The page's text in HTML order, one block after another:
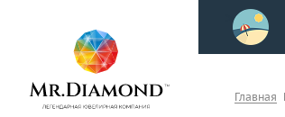
примерки!
Главная